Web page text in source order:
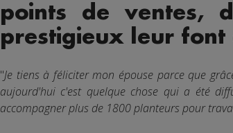
points de ventes,
prestigieux leur font
"Je tiens à féliciter mon épouse parce que
aujourd'hui c'est quelque chose qui a été
accompagner plus de 1800 planteurs pour